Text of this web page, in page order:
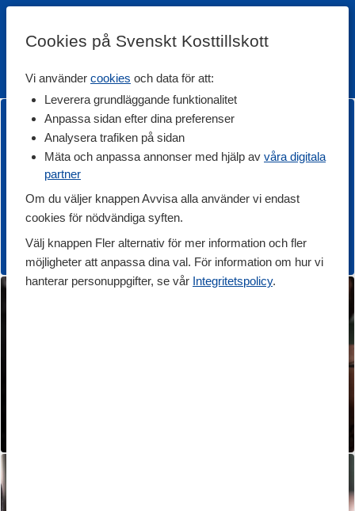
Cookies på Svenskt Kosttillskott
Vi använder cookies och data för att:
Leverera grundläggande funktionalitet
Anpassa sidan efter dina preferenser
Analysera trafiken på sidan
Mäta och anpassa annonser med hjälp av våra digitala
partner
Om du väljer knappen Avvisa alla använder vi endast
cookies för nödvändiga syften.
Välj knappen Fler alternativ för mer information och fler
möjligheter att anpassa dina val. För information om hur vi
hanterar personuppgifter, se vår Integritetspolicy.
Fri frakt Snabb leverans